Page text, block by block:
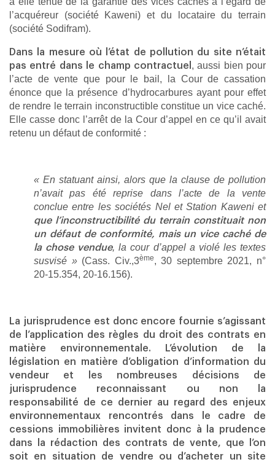
l’acquéreur (société Kaweni) et du locataire du terrain
(société Sodifram).
Dans la mesure où l’état de pollution du site n’était
pas entré dans le champ contractuel , aussi bien pour
l’acte de vente que pour le bail, la Cour de cassation
énonce que la présence d’hydrocarbures ayant pour effet
de rendre le terrain inconstructible constitue un vice caché.
Elle casse donc l’arrêt de la Cour d’appel en ce qu’il avait
retenu un défaut de conformité :
« En statuant ainsi, alors que la clause de pollution
n’avait pas été reprise dans l’acte de la vente
conclue entre les sociétés Nel et Station Kaweni et
que l’inconstructibilité du terrain constituait non
un défaut de conformité, mais un vice caché de
la chose vendue, la cour d’appel a violé les textes
susvisé » (Cass. Civ.,3ème, 30 septembre 2021, n°
20-15.354, 20-16.156).
La jurisprudence est donc encore fournie s’agissant
de l’application des règles du droit des contrats en
matière environnementale. L’évolution de la
législation en matière d’obligation d’information du
vendeur et les nombreuses décisions de
jurisprudence reconnaissant ou non la
responsabilité de ce dernier au regard des enjeux
environnementaux rencontrés dans le cadre de
cessions immobilières invitent donc à la prudence
dans la rédaction des contrats de vente, que l’on
soit en situation de vendre ou d’acheter un site